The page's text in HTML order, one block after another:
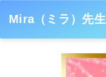
Mira（ミラ）先生